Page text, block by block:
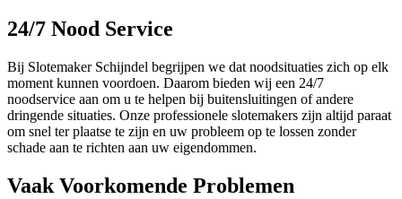
24/7 Nood Service
Bij Slotemaker Schijndel begrijpen we dat noodsituaties zich op elk
moment kunnen voordoen. Daarom bieden wij een 24/7
noodservice aan om u te helpen bij buitensluitingen of andere
dringende situaties. Onze professionele slotemakers zijn altijd paraat
om snel ter plaatse te zijn en uw probleem op te lossen zonder
schade aan te richten aan uw eigendommen.
Vaak Voorkomende Problemen